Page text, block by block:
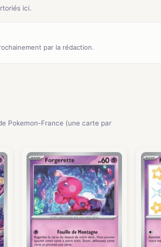
ici.
par la rédaction.
Pokemon-France (une carte par